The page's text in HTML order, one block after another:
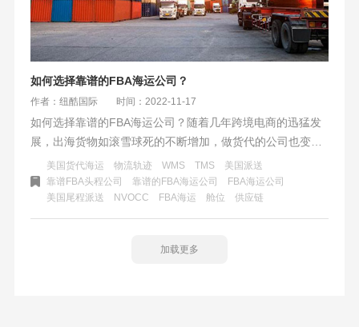
如何选择靠谱的FBA海运公司？
作者：纽酷国际 时间：2022-11-17
如何选择靠谱的FBA海运公司？随着几年跨境电商的迅猛发
展，出海货物如滚雪球死的不断增加，做货代的公司也变得
多了起来。货代公司专业程度和规模参差不齐，而且互相之
间“卷”的厉害。特别转到2022年货量紧缩，亚马逊库容收紧
的情况下变得越演越烈——价格拼到底，没有最低只有更
低。而在各种特价、活动“甜头”的背后又有多少卖家朋友关
久的“老友记”说，物流真是套路不断，出了一个坑又踩进了
美国货代海运 物流轨迹 WMS TMS
美国派送
靠谱FBA头程公司
靠谱的FBA海运公司
FBA海运公司
美国尾程派送
NVOCC ​FBA海运 舱位 供应链
加载更多